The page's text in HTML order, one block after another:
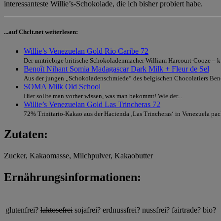
interessanteste Willie’s-Schokolade, die ich bisher probiert habe.
...auf Chclt.net weiterlesen:
Willie’s Venezuelan Gold Rio Caribe 72
Der umtriebige britische Schokoladenmacher William Harcourt-Cooze –
Benoît Nihant Somia Madagascar Dark Milk + Fleur de Sel
Aus der jungen „Schokoladenschmiede“ des belgischen Chocolatiers
SOMA Milk Old School
Hier sollte man vorher wissen, was man bekommt! Wie der...
Willie’s Venezuelan Gold Las Trincheras 72
72% Trinitario-Kakao aus der Hacienda ‚Las Trincheras‘ in Venezuela
Zutaten:
Zucker, Kakaomasse, Milchpulver, Kakaobutter
Ernährungsinformationen:
glutenfrei? laktosefrei sojafrei? erdnussfrei? nussfrei? fairtrade? bio?